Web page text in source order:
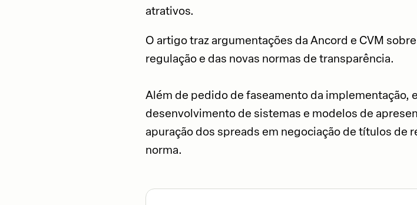
atrativos.
O artigo traz argumentações da Ancord e CVM
regulação e das novas normas de transparência.
Além de pedido de faseamento da implementação,
desenvolvimento de sistemas e modelos de
apuração dos spreads em negociação de títulos de
norma.